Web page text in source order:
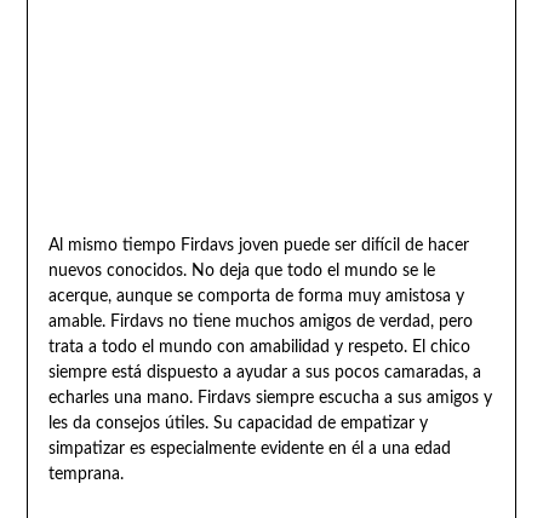
Al mismo tiempo Firdavs joven puede ser difícil de hacer
nuevos conocidos. No deja que todo el mundo se le
acerque, aunque se comporta de forma muy amistosa y
amable. Firdavs no tiene muchos amigos de verdad, pero
trata a todo el mundo con amabilidad y respeto. El chico
siempre está dispuesto a ayudar a sus pocos camaradas, a
echarles una mano. Firdavs siempre escucha a sus amigos y
les da consejos útiles. Su capacidad de empatizar y
simpatizar es especialmente evidente en él a una edad
temprana.